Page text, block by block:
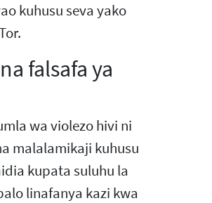
kuhusu seva yako
falsafa ya
wa violezo hivi ni
malalamikaji kuhusu
kupata suluhu la
linafanya kazi kwa